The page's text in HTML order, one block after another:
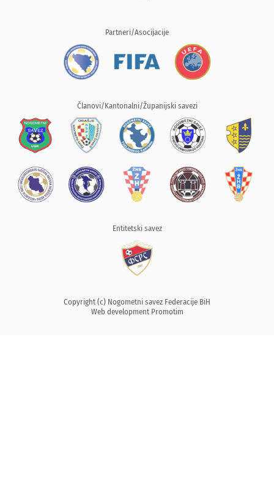
Partneri/Asocijacije
Članovi/Kantonalni/Županijski savezi
Entitetski savez
Copyright (c) Nogometni savez Federacije BiH
Web development Promotim